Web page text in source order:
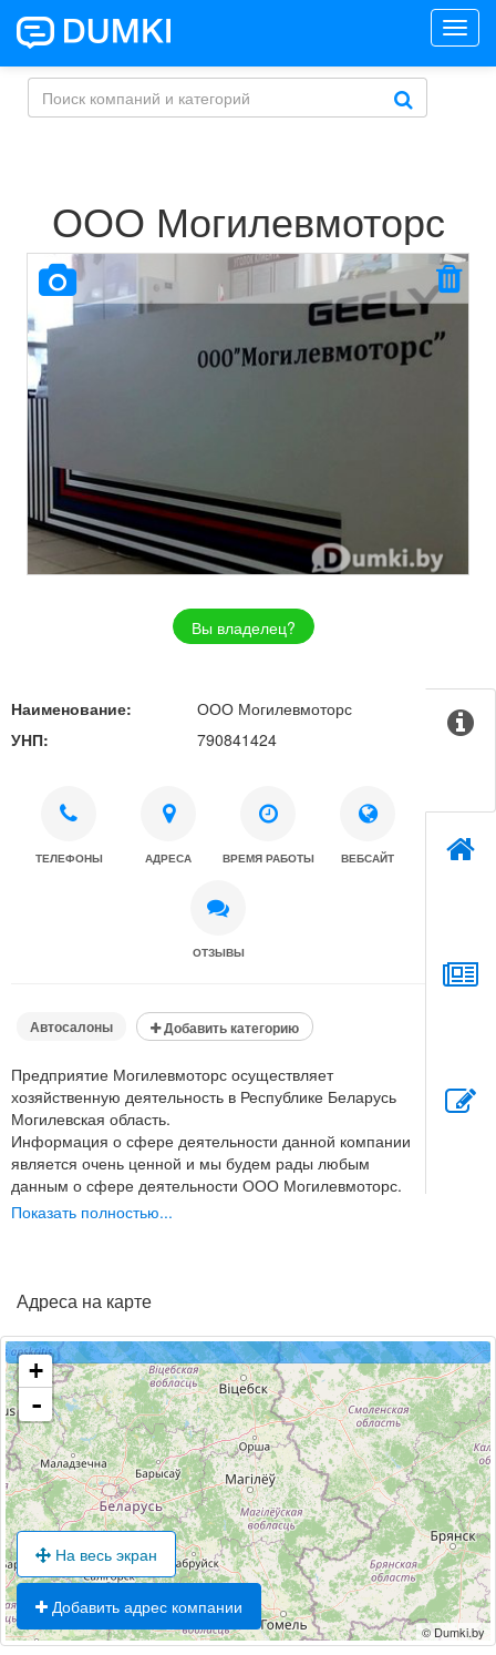
ООО Могилевмоторс
Вы владелец?
Наименование:
ООО Могилевмоторс
УНП:
790841424
ТЕЛЕФОНЫ АДРЕСА ВРЕМЯ РАБОТЫ ВЕБСАЙТ
ОТЗЫВЫ
Автосалоны Добавить категорию
Предприятие Могилевмоторс осуществляет
хозяйственную деятельность в Республике Беларусь
Могилевская область.
Информация о сфере деятельности данной компании
является очень ценной и мы будем рады любым
данным о сфере деятельности ООО Могилевмоторс.
Предприятие зарегистрировано 11.03.2013 и
Mogilevmotors и все пользователи узают о вашем
мнении.
По мнению пользователей и статистике недовольных
клиентов поможет пользователям выбрать
действительно стоящую компанию.
Показать полностью...
Адреса на карте
+
-
На весь экран
Добавить адрес компании
© Dumki.by